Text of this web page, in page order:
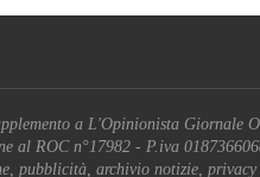
a L'Opinionista Giornale
al ROC n°17982 - P.iva
pubblicità, archivio notizie, privacy